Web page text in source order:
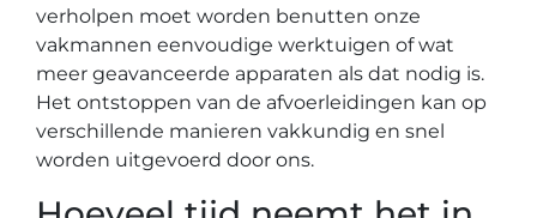
verholpen moet worden benutten onze
vakmannen eenvoudige werktuigen of wat
meer geavanceerde apparaten als dat nodig is.
Het ontstoppen van de afvoerleidingen kan op
verschillende manieren vakkundig en snel
worden uitgevoerd door ons.